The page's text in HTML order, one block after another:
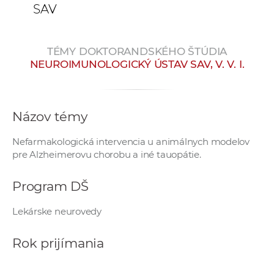
e
c
SAV
TÉMY DOKTORANDSKÉHO ŠTÚDIA
NEUROIMUNOLOGICKÝ ÚSTAV SAV, V. V. I.
Názov témy
Nefarmakologická intervencia u animálnych modelov
pre Alzheimerovu chorobu a iné tauopátie.
Program DŠ
Lekárske neurovedy
Rok prijímania